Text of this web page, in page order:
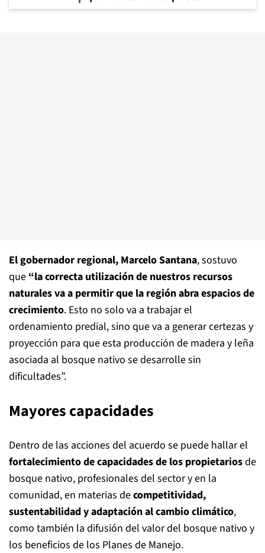
El gobernador regional, Marcelo Santana, sostuvo
que “la correcta utilización de nuestros recursos
naturales va a permitir que la región abra espacios de
crecimiento. Esto no solo va a trabajar el
ordenamiento predial, sino que va a generar certezas y
proyección para que esta producción de madera y leña
asociada al bosque nativo se desarrolle sin
dificultades”.
Mayores capacidades
Dentro de las acciones del acuerdo se puede hallar el
fortalecimiento de capacidades de los propietariosde
bosque nativo, profesionales del sector y en la
comunidad, en materias decompetitividad,
sustentabilidad y adaptación al cambio climático,
como también la difusión del valor del bosque nativo y
los beneficios de los Planes de Manejo.